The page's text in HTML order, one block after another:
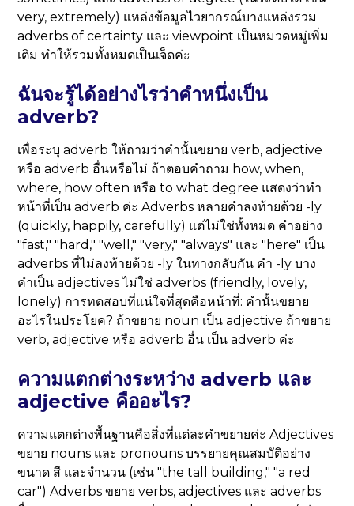
very, extremely) แหล่งข้อมูลไวยากรณ์บางแหล่งรวม
adverbs of certainty และ viewpoint เป็นหมวดหมู่เพิ่ม
เติม ทำให้รวมทั้งหมดเป็นเจ็ดค่ะ
ฉันจะรู้ได้อย่างไรว่าคำหนึ่งเป็น
adverb?
เพื่อระบุ adverb ให้ถามว่าคำนั้นขยาย verb, adjective
หรือ adverb อื่นหรือไม่ ถ้าตอบคำถาม how, when,
where, how often หรือ to what degree แสดงว่าทำ
หน้าที่เป็น adverb ค่ะ Adverbs หลายคำลงท้ายด้วย -ly
(quickly, happily, carefully) แต่ไม่ใช่ทั้งหมด คำอย่าง
"fast," "hard," "well," "very," "always" และ "here" เป็น
adverbs ที่ไม่ลงท้ายด้วย -ly ในทางกลับกัน คำ -ly บาง
คำเป็น adjectives ไม่ใช่ adverbs (friendly, lovely,
lonely) การทดสอบที่แน่ใจที่สุดคือหน้าที่: คำนั้นขยาย
อะไรในประโยค? ถ้าขยาย noun เป็น adjective ถ้าขยาย
verb, adjective หรือ adverb อื่น เป็น adverb ค่ะ
ความแตกต่างระหว่าง adverb และ
adjective คืออะไร?
ความแตกต่างพื้นฐานคือสิ่งที่แต่ละคำขยายค่ะ Adjectives
ขยาย nouns และ pronouns บรรยายคุณสมบัติอย่าง
ขนาด สี และจำนวน (เช่น "the tall building," "a red
car") Adverbs ขยาย verbs, adjectives และ adverbs